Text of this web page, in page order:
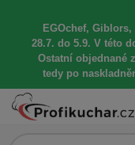
EGOchef, Giblors,
28.7. do 5.9. V této
Ostatní objednané
tedy po